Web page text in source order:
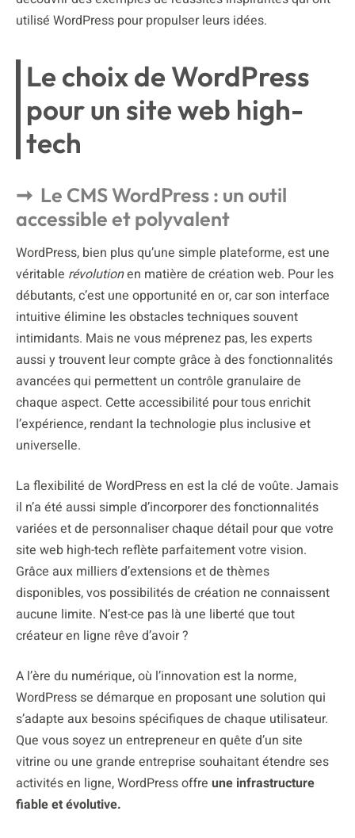
utilisé WordPress pour propulser leurs idées.
Le choix de WordPress
pour un site web high-
tech
Le CMS WordPress : un outil
accessible et polyvalent
WordPress, bien plus qu’une simple plateforme, est une
véritable révolutionen matière de création web. Pour les
débutants, c’est une opportunité en or, car son interface
intuitive élimine les obstacles techniques souvent
intimidants. Mais ne vous méprenez pas, les experts
aussi y trouvent leur compte grâce à des fonctionnalités
avancées qui permettent un contrôle granulaire de
chaque aspect. Cette accessibilité pour tous enrichit
l’expérience, rendant la technologie plus inclusive et
universelle.
La flexibilité de WordPress en est la clé de voûte. Jamais
il n’a été aussi simple d’incorporer des fonctionnalités
variées et de personnaliser chaque détail pour que votre
site web high-tech reflète parfaitement votre vision.
Grâce aux milliers d’extensions et de thèmes
disponibles, vos possibilités de création ne connaissent
aucune limite. N’est-ce pas là une liberté que tout
créateur en ligne rêve d’avoir ?
A l’ère du numérique, où l’innovation est la norme,
WordPress se démarque en proposant une solution qui
s’adapte aux besoins spécifiques de chaque utilisateur.
Que vous soyez un entrepreneur en quête d’un site
vitrine ou une grande entreprise souhaitant étendre ses
activités en ligne, WordPress offre une infrastructure
fiable et évolutive.